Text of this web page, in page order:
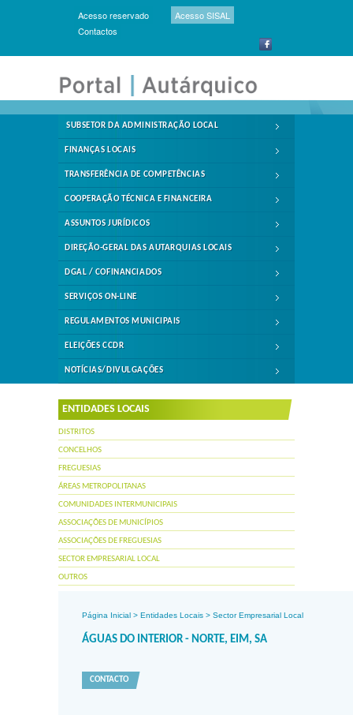
Acesso reservado
Acesso SISAL
Contactos
SUBSETOR DA ADMINISTRAÇÃO LOCAL
FINANÇAS LOCAIS
TRANSFERÊNCIA DE COMPETÊNCIAS
COOPERAÇÃO TÉCNICA E FINANCEIRA
ASSUNTOS JURÍDICOS
DIREÇÃO-GERAL DAS AUTARQUIAS LOCAIS
DGAL / COFINANCIADOS
SERVIÇOS ON-LINE
REGULAMENTOS MUNICIPAIS
ELEIÇÕES CCDR
NOTÍCIAS/DIVULGAÇÕES
ENTIDADES LOCAIS
DISTRITOS
CONCELHOS
FREGUESIAS
ÁREAS METROPOLITANAS
COMUNIDADES INTERMUNICIPAIS
ASSOCIAÇÕES DE MUNICÍPIOS
ASSOCIAÇÕES DE FREGUESIAS
SECTOR EMPRESARIAL LOCAL
OUTROS
Página Inicial > Entidades Locais > Sector Empresarial Local
ÁGUAS DO INTERIOR - NORTE, EIM, SA
CONTACTO